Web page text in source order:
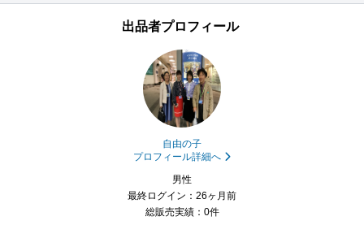
出品者プロフィール
自由の子
プロフィール詳細へ
男性
最終ログイン：26ヶ月前
総販売実績：0件